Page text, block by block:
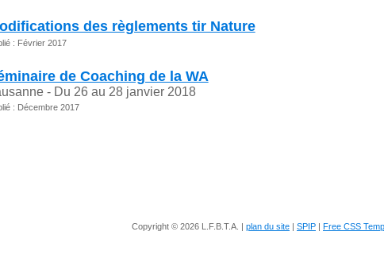
des règlements tir Nature
: Février 2017
de Coaching de la WA
- Du 26 au 28 janvier 2018
: Décembre 2017
Copyright © 2026 L.F.B.T.A. | plan du site | SPIP | Free CSS